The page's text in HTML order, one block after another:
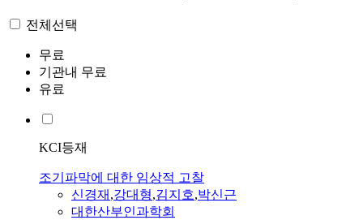
전체선택
무료
기관내 무료
유료
KCI등재
조기파막에 대한 임상적 고찰
신경재 ,강대형,김지호,박신근
대한산부인과학회